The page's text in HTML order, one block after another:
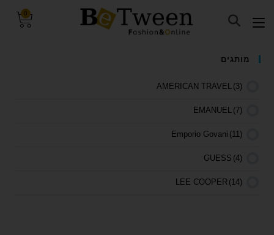
השבת את ההבזקים
settings
zoom_out זום (הקטנה)
zoom_in זום (הגדלה)
remove_circle_outline הקטנת גופן
0
מותגים
AMERICAN TRAVEL (3)
EMANUEL (7)
Emporio Govani (11)
GUESS (4)
LEE COOPER (14)